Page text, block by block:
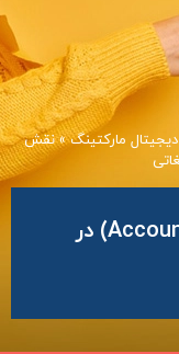
دیجیتال مارکتینگ»نقش
نقش مدیر اکانت (Account Manager) در